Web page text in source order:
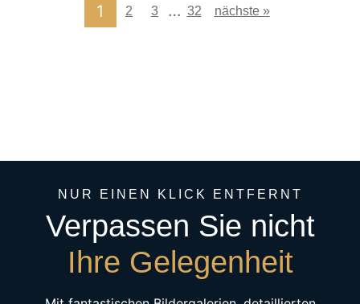
1 2 3 … 32 nächste »
NUR EINEN KLICK ENTFERNT
Verpassen Sie nicht
Ihre Gelegenheit